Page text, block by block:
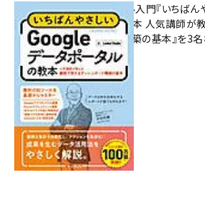
無料BIツール入門『いちば
ポータルの教本 人気講師が
シュボード構築の基本』を3
7月31日 10:00